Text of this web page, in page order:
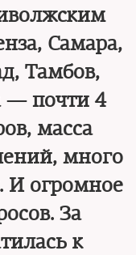
Самара,
Тамбов,
— почти 4
масса
много
И огромное
За
к